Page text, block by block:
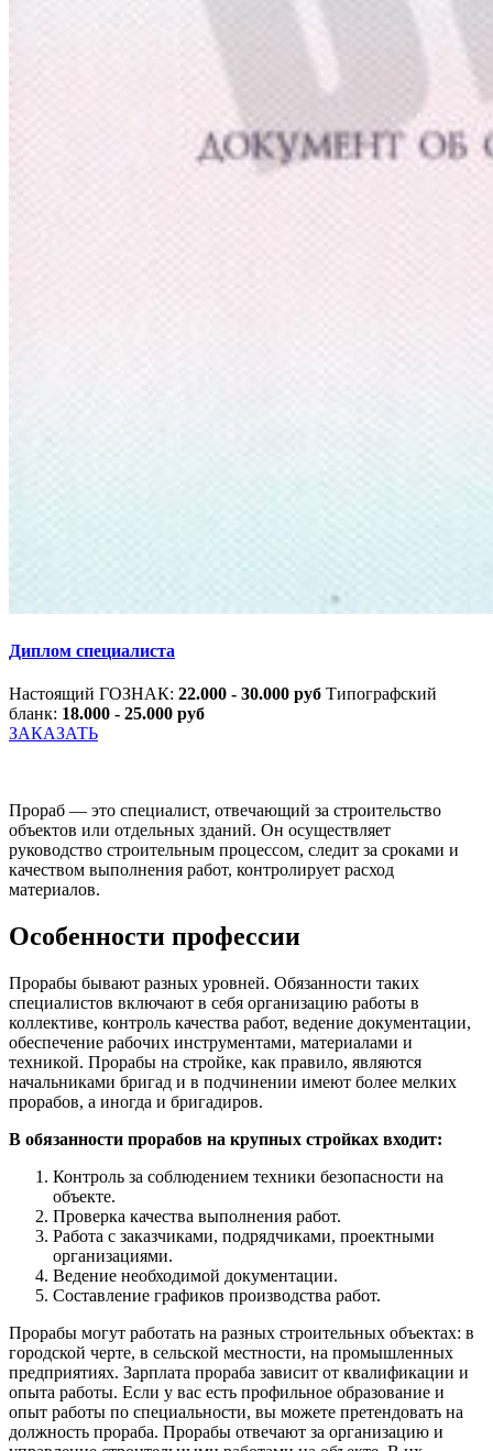
Диплом специалиста
Настоящий ГОЗНАК: 22.000 - 30.000 руб Типографский
бланк: 18.000 - 25.000 руб
ЗАКАЗАТЬ
Прораб — это специалист, отвечающий за строительство
объектов или отдельных зданий. Он осуществляет
руководство строительным процессом, следит за сроками и
качеством выполнения работ, контролирует расход
материалов.
Особенности профессии
Прорабы бывают разных уровней. Обязанности таких
специалистов включают в себя организацию работы в
коллективе, контроль качества работ, ведение документации,
обеспечение рабочих инструментами, материалами и
техникой. Прорабы на стройке, как правило, являются
начальниками бригад и в подчинении имеют более мелких
прорабов, а иногда и бригадиров.
В обязанности прорабов на крупных стройках входит:
Контроль за соблюдением техники безопасности на
объекте.
Проверка качества выполнения работ.
Работа с заказчиками, подрядчиками, проектными
организациями.
Ведение необходимой документации.
Составление графиков производства работ.
Прорабы могут работать на разных строительных объектах: в
городской черте, в сельской местности, на промышленных
предприятиях. Зарплата прораба зависит от квалификации и
опыта работы. Если у вас есть профильное образование и
опыт работы по специальности, вы можете претендовать на
должность прораба. Прорабы отвечают за организацию и